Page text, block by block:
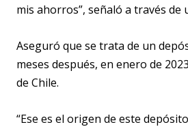
mis ahorros”, señaló a través de
Aseguró que se trata de un
meses después, en enero de
de Chile.
“Ese es el origen de este